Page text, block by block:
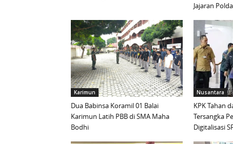
Jajaran
Karimun
Dua Babinsa Koramil 01 Balai
Karimun Latih PBB di SMA Maha
Bodhi
Nusantara
KPK Tahan
Tersangka
Digitalisasi